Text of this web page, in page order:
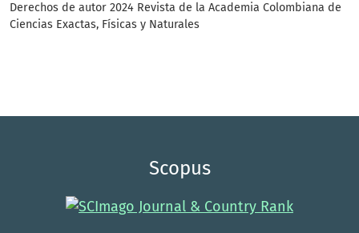
Derechos de autor 2024 Revista de la Academia Colombiana de
Ciencias Exactas, Físicas y Naturales
Scopus